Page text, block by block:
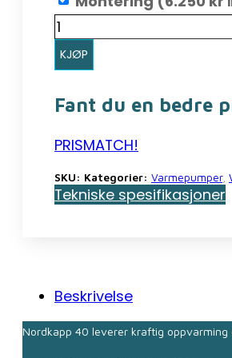
Nordkapp
40
mørk
(6,5kW)
KJØP
Fant du en bedre
PRISMATCH!
SKU: Kategorier: Varmepumper,
Tekniske spesifikasjoner
Beskrivelse
Nordkapp 40 leverer kraftig